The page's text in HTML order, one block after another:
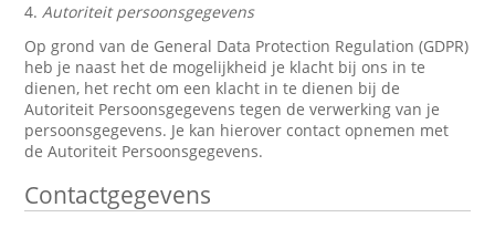
4.Autoriteit persoonsgegevens
Op grond van de General Data Protection Regulation (GDPR)
heb je naast het de mogelijkheid je klacht bij ons in te
dienen, het recht om een klacht in te dienen bij de
Autoriteit Persoonsgegevens tegen de verwerking van je
persoonsgegevens. Je kan hierover contact opnemen met
de Autoriteit Persoonsgegevens.
Contactgegevens